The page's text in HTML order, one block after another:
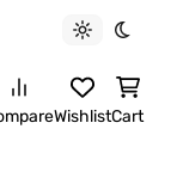
Light theme
Dark
WishlistCart